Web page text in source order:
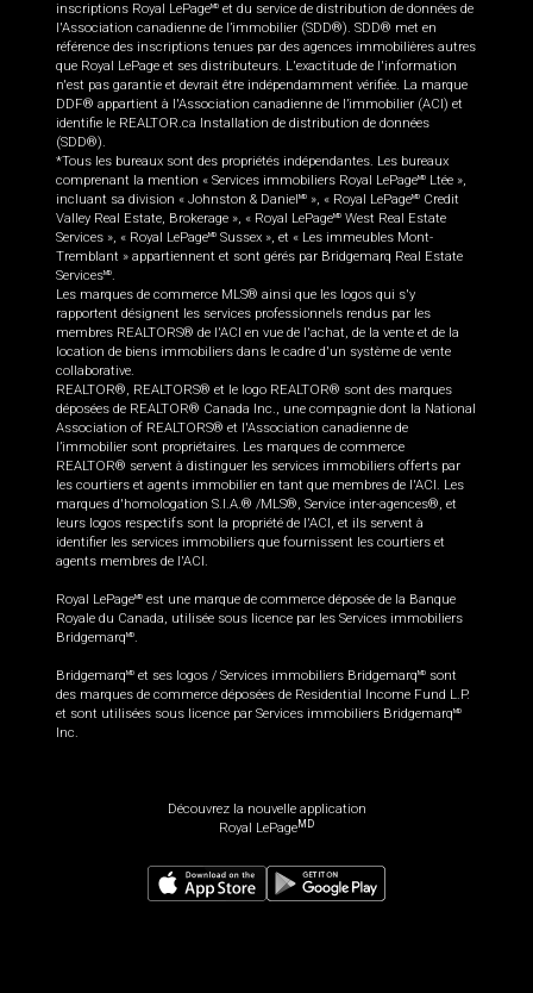
inscriptions Royal LePageMD et du service de distribution de données de
l'Association canadienne de l’immobilier (SDD®). SDD® met en
référence des inscriptions tenues par des agences immobilières autres
que Royal LePage et ses distributeurs. L'exactitude de l'information
n'est pas garantie et devrait être indépendamment vérifiée. La marque
DDF® appartient à l'Association canadienne de l’immobilier (ACI) et
identifie le REALTOR.ca Installation de distribution de données
(SDD®).
*Tous les bureaux sont des propriétés indépendantes. Les bureaux
comprenant la mention « Services immobiliers Royal LePageMD
Ltée »,
incluant sa division « Johnston & Daniel MD », « Royal LePageMD
Credit
Valley Real Estate, Brokerage », « Royal LePageMD West Real Estate
Services », « Royal LePageMD Sussex », et « Les immeubles Mont-
Tremblant » appartiennent et sont gérés par Bridgemarq Real Estate
ServicesMD.
Les marques de commerce MLS® ainsi que les logos qui s'y
rapportent désignent les services professionnels rendus par les
membres REALTORS® de l'ACI en vue de l'achat, de la vente et de la
location de biens immobiliers dans le cadre d'un système de vente
collaborative.
REALTOR®, REALTORS® et le logo REALTOR® sont des marques
déposées de REALTOR® Canada Inc., une compagnie dont la National
Association of REALTORS® et l'Association canadienne de
l’immobilier sont propriétaires. Les marques de commerce
REALTOR® servent à distinguer les services immobiliers offerts par
les courtiers et agents immobilier en tant que membres de l'ACI. Les
marques d'homologation S.I.A.® /MLS®, Service inter-agences®, et
leurs logos respectifs sont la propriété de l'ACI, et ils servent à
identifier les services immobiliers que fournissent les courtiers et
agents membres de l'ACI.
Royal LePageMD est une marque de commerce déposée de la Banque
Royale du Canada, utilisée sous licence par les Services immobiliers
BridgemarqMD.
BridgemarqMD et ses logos / Services immobiliers BridgemarqMD
sont
des marques de commerce déposées de Residential Income Fund L.P.
et sont utilisées sous licence par Services immobiliers BridgemarqMD
Inc.
Découvrez la nouvelle application
Royal LePageMD